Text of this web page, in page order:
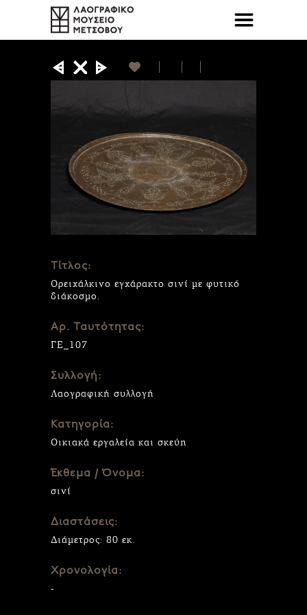
Τίτλος:
Ορειχάλκινο εγχάρακτο σινί με φυτικό
διάκοσμο.
Αρ. Ταυτότητας:
ΓΕ_107
Συλλογή:
Λαογραφική συλλογή
Κατηγορία:
Οικιακά εργαλεία και σκεύη
Έκθεμα / Όνομα:
σινί
Διαστάσεις:
Διάμετρος: 80 εκ.
Χρονολογία:
-